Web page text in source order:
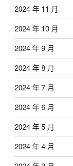
2024 年 11 月
2024 年 10 月
2024 年 9 月
2024 年 8 月
2024 年 7 月
2024 年 6 月
2024 年 5 月
2024 年 4 月